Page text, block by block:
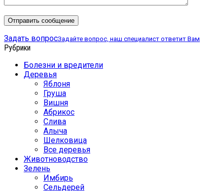
Задать вопросЗадайте вопрос, наш специалист ответит Вам
Рубрики
Болезни и вредители
Деревья
Яблоня
Груша
Вишня
Абрикос
Слива
Алыча
Шелковица
Все деревья
Животноводство
Зелень
Имбирь
Сельдерей